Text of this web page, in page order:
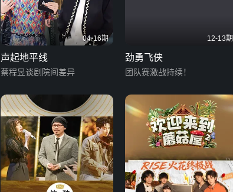
04-16期
声起地平线
蔡程昱谈剧院间差异
12-13期
劲勇飞侠
团队赛激战持续！